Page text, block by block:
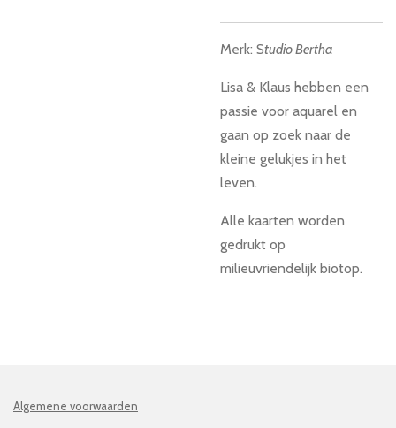
Merk: Studio Bertha
Lisa & Klaus hebben een
passie voor aquarel en
gaan op zoek naar de
kleine gelukjes in het
leven.
Alle kaarten worden
gedrukt op
milieuvriendelijk biotop.
Algemene voorwaarden